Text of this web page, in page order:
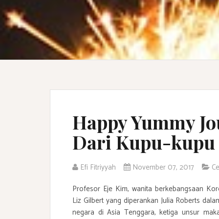
Happy Yummy
Dari Kupu-
Efi Fitriyyah November 07, 2017
Profesor Eje Kim, wanita berkebangsaan
Liz Gilbert yang diperankan Julia Roberts
negara di Asia Tenggara, ketiga unsur